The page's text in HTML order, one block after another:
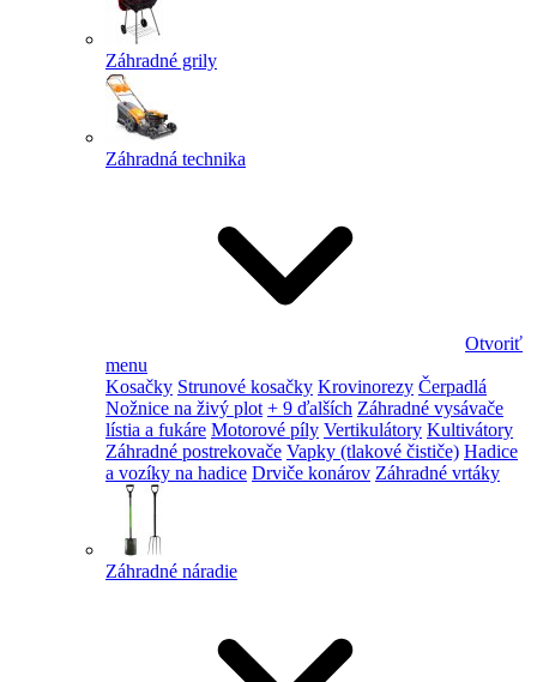
Záhradné grily
Záhradná technika
Otvoriť
menu
Kosačky Strunové kosačky Krovinorezy Čerpadlá
Nožnice na živý plot + 9 ďalších Záhradné vysávače
lístia a fukáre Motorové píly Vertikulátory Kultivátory
Záhradné postrekovače Vapky (tlakové čističe) Hadice
a vozíky na hadice Drviče konárov Záhradné vrtáky
Záhradné náradie